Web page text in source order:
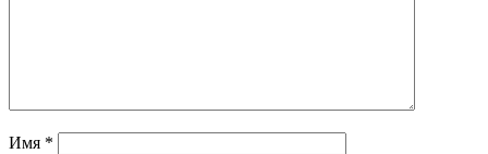
Имя *